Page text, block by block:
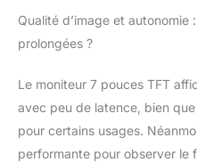
Qualité d’image et
prolongées ?
Le moniteur 7 pouces TFT
avec peu de latence, bien
pour certains usages.
performante pour observer le